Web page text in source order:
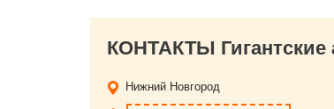
КОНТАКТЫ Гигантские
Нижний Новгород